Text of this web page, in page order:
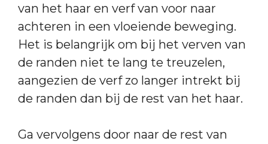
van het haar en verf van voor naar
achteren in een vloeiende beweging.
Het is belangrijk om bij het verven van
de randen niet te lang te treuzelen,
aangezien de verf zo langer intrekt bij
de randen dan bij de rest van het haar.
Ga vervolgens door naar de rest van